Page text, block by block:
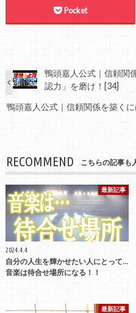
Pocket
鴨頭嘉人公式｜信頼関
認力」を磨け！[34]
鴨頭嘉人公式｜信頼関係を築く
RECOMMEND こちらの記事も
最新記事
2024.4.4
自分の人生を輝かせたい人にとって…
音楽は待合せ場所になる！！
最新記事